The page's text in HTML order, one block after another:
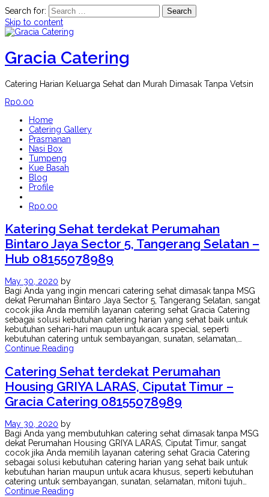
Search for:
Skip to content
Gracia Catering
Catering Harian Keluarga Sehat dan Murah Dimasak Tanpa Vetsin
Rp0.00
Home
Catering Gallery
Prasmanan
Nasi Box
Tumpeng
Kue Basah
Blog
Profile
Rp0.00
Katering Sehat terdekat Perumahan
Bintaro Jaya Sector 5, Tangerang Selatan –
Hub 08155078989
May 30, 2020 by
Bagi Anda yang ingin mencari catering sehat dimasak tanpa MSG
dekat Perumahan Bintaro Jaya Sector 5, Tangerang Selatan, sangat
cocok jika Anda memilih layanan catering sehat Gracia Catering
sebagai solusi kebutuhan catering harian yang sehat baik untuk
kebutuhan sehari-hari maupun untuk acara special, seperti
kebutuhan catering untuk sembayangan, sunatan, selamatan,…
Continue Reading
Catering Sehat terdekat Perumahan
Housing GRIYA LARAS, Ciputat Timur –
Gracia Catering 08155078989
May 30, 2020 by
Bagi Anda yang membutuhkan catering sehat dimasak tanpa MSG
dekat Perumahan Housing GRIYA LARAS, Ciputat Timur, sangat
cocok jika Anda memilih layanan catering sehat Gracia Catering
sebagai solusi kebutuhan catering harian yang sehat baik untuk
kebutuhan harian maupun untuk acara khusus, seperti kebutuhan
catering untuk sembayangan, sunatan, selamatan, mitoni tujuh…
Continue Reading